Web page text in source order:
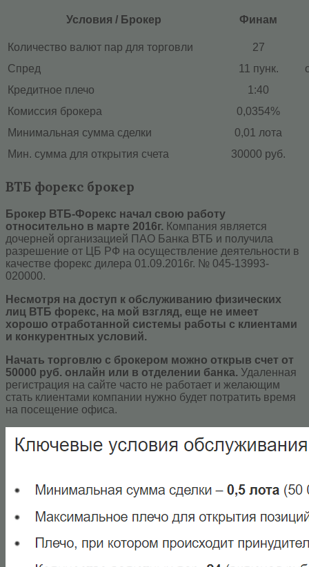
Условия / Брокер Финам
Количество валют пар для торговли
27
Спред
11 пунк.
Кредитное плечо
1:40
Комиссия брокера
0,0354%
Минимальная сумма сделки
0,01 лота
Мин. сумма для открытия счета
30000 руб.
ВТБ форекс брокер
Брокер ВТБ-Форекс начал свою работу
относительно в марте 2016г. Компания является
дочерней организацией ПАО Банка ВТБ и получила
разрешение от ЦБ РФ на осуществление деятельности в
качестве форекс дилера 01.09.2016г. № 045-13993-
020000.
Несмотря на доступ к обслуживанию физических
лиц ВТБ форекс, на мой взгляд, еще не имеет
хорошо отработанной системы работы с клиентами
и конкурентных условий.
Начать торговлю с брокером можно открыв счет от
50000 руб. онлайн или в отделении банка. Удаленная
регистрация на сайте часто не работает и желающим
стать клиентами компании нужно будет потратить время
на посещение офиса.